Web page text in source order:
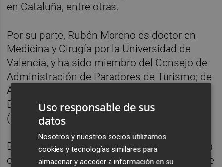
en Cataluña, entre otras.
Por su parte, Rubén Moreno es doctor en
Medicina y Cirugía por la Universidad de
Valencia, y ha sido miembro del Consejo de
Administración de Paradores de Turismo; de
Autopistas del Atlántico, y de la Sociedad
Estatal de Participaciones Industriales
(SEPI).
Exsenador y exdiputado 'popular', Moreno ha
ocupado altos cargos durante el Gobierno de
Uso responsable de sus
datos
Nosotros y nuestros socios utilizamos
cookies y tecnologías similares para
almacenar y acceder a información en su